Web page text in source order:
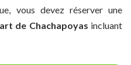
vous devez réserver une
de Chachapoyas incluant